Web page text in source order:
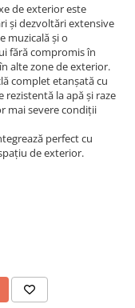
de exterior este
și dezvoltări extensive
muzicală și o
fără compromis în
alte zone de exterior.
complet etanșată cu
rezistentă la apă și raze
mai severe condiții
perfect cu
de exterior.